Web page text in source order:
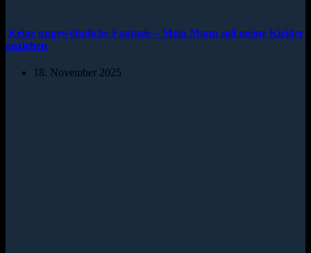
Keine ungewöhnliche Fantasie – Mein Mann soll meine Kleider
anziehen
18. November 2025